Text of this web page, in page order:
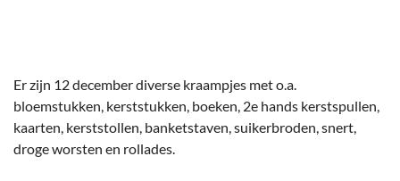
Er zijn 12 december diverse kraampjes met o.a.
bloemstukken, kerststukken, boeken, 2e hands kerstspullen,
kaarten, kerststollen, banketstaven, suikerbroden, snert,
droge worsten en rollades.